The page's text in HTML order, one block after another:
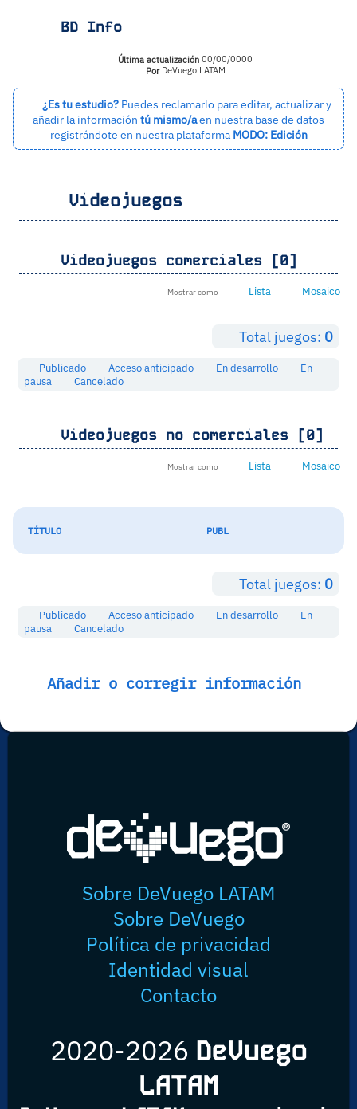
BD Info
Última actualización 00/00/0000
PorDeVuego LATAM
¿Es tu estudio? Puedes reclamarlo para editar, actualizar y
añadir la información tú mismo/aen nuestra base de datos
registrándote en nuestra plataforma MODO: Edición
Videojuegos
Videojuegos comerciales [0]
Mostrar como Lista Mosaico
Total juegos: 0
Publicado Acceso anticipado En desarrollo
En
pausa
Cancelado
Videojuegos no comerciales [0]
Mostrar como Lista Mosaico
TÍTULO PUBL
Total juegos: 0
Publicado Acceso anticipado En desarrollo
En
pausa
Cancelado
Añadir o corregir información
Sobre DeVuego LATAM
Sobre DeVuego
Política de privacidad
Identidad visual
Contacto
2020-2026 DeVuego
LATAM